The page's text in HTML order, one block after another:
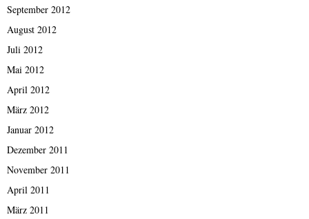
September 2012
August 2012
Juli 2012
Mai 2012
April 2012
März 2012
Januar 2012
Dezember 2011
November 2011
April 2011
März 2011